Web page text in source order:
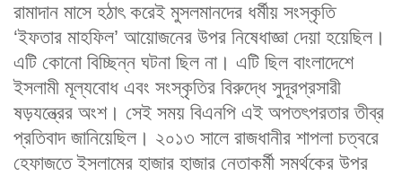
রামাদান মাসে হঠাৎ করেই মুসলমানদের ধর্মীয় সংস্কৃতি
‘ইফতার মাহফিল’ আয়োজনের উপর নিষেধাজ্ঞা দেয়া হয়েছিল।
এটি কোনো বিচ্ছিন্ন ঘটনা ছিল না। এটি ছিল বাংলাদেশে
ইসলামী মূল্যবোধ এবং সংস্কৃতির বিরুদ্ধে সুদূরপ্রসারী
ষড়যন্ত্রের অংশ। সেই সময় বিএনপি এই অপতৎপরতার তীব্র
প্রতিবাদ জানিয়েছিল। ২০১৩ সালে রাজধানীর শাপলা চত্বরে
হেফাজতে ইসলামের হাজার হাজার নেতাকর্মী সমর্থকের উপর